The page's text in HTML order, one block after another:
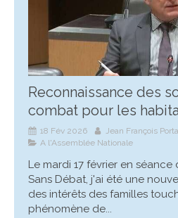
Reconnaissance des
combat pour les
18 Fév 2026
Jean François
A l'Assemblée Nationale
Le mardi 17 février en
Sans Débat, j'ai été une
des intérêts des familles
phénomène de...